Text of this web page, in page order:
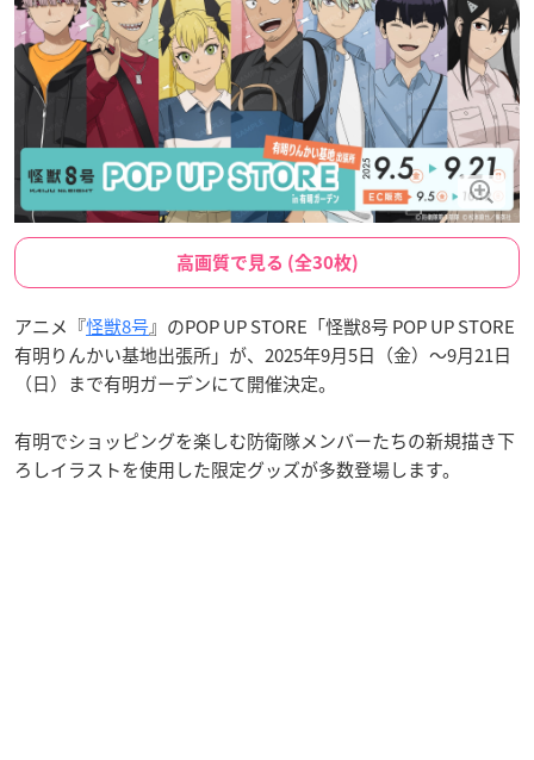
高画質で見る (全30枚)
アニメ『怪獣8号』のPOP UP STORE「怪獣8号 POP UP STORE
有明りんかい基地出張所」が、2025年9月5日（金）〜9月21日
（日）まで有明ガーデンにて開催決定。
有明でショッピングを楽しむ防衛隊メンバーたちの新規描き下
ろしイラストを使用した限定グッズが多数登場します。